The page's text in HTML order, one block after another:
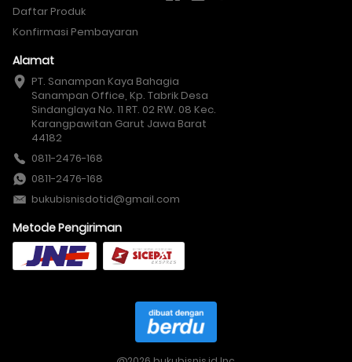
Daftar Produk
Konfirmasi Pembayaran
Alamat
PT. Sanampan Kaya Bahagia
Sanampan Office, Kp. Tabrik Desa
Sindanglaya No. 11 RT. 02 RW. 08 Kec.
Karangpawitan Garut Jawa Barat
44182
0811-2476-168
0811-2476-168
bukubisnisdotid@gmail.com
Metode Pengiriman